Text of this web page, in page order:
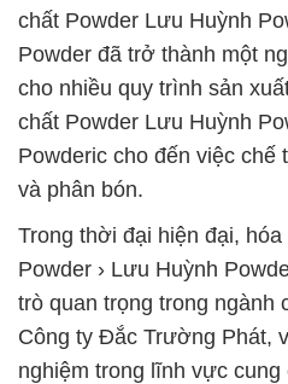
chất Powder Lưu Huỳnh
Powder đã trở thành một
cho nhiều quy trình sản
chất Powder Lưu Huỳnh
Powderic cho đến việc
và phân bón.
Trong thời đại hiện đại,
Powder › Lưu Huỳnh
trò quan trọng trong ngành
Công ty Đắc Trường Phát,
nghiệm trong lĩnh vực